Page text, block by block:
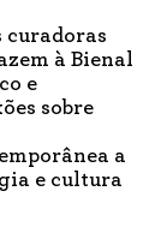
curadoras
à Bienal
e
sobre
a
e cultura